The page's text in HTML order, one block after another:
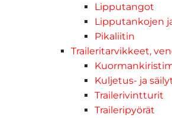
Lipputangot
Lipputankojen
Pikaliitin
Traileritarvikkeet,
Kuljetus- ja
Trailerivintturit
Traileripyörät